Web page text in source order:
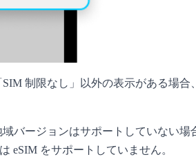
制限なし」以外の表示がある場合
バージョンはサポートしていない場
eSIM をサポートしていません。